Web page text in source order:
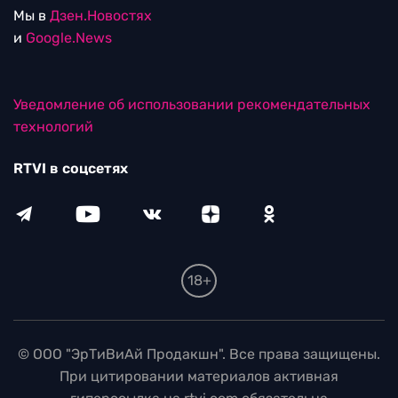
Мы в Дзен.Новостях
и Google.News
Уведомление об использовании рекомендательных
технологий
RTVI в соцсетях
18+
© ООО "ЭрТиВиАй Продакшн". Все права защищены.
При цитировании материалов активная